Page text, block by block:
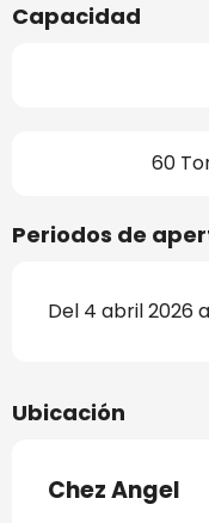
Capacidad
60
Periodos de
Del 4 abril 2026
Ubicación
Chez Angel